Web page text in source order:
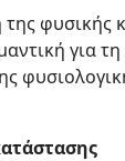
φυσικής
για